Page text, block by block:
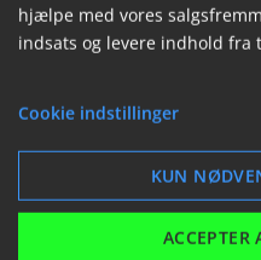

1.514,58 kr.
LÆG
hjælpe med vores
indsats og levere indhold
Cookie indstillinger
KUN
ACCEPTER